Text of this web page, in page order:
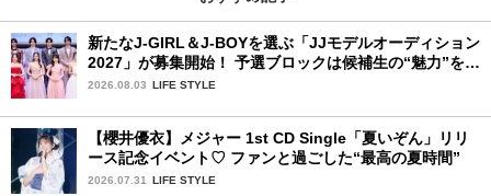
新たなJ-GIRL＆J-BOYを選ぶ「JJモデルオーディション
2027」が募集開始！ 予選ブロックは候補生の“魅力”を重
視した「新システム」に変わります
2026.08.03 LIFE STYLE
【櫻井優衣】メジャー 1st CD Single「夏いぞん」リリ
ース記念イベント♡ ファンと過ごした“最高の夏時間”
2026.07.31 LIFE STYLE